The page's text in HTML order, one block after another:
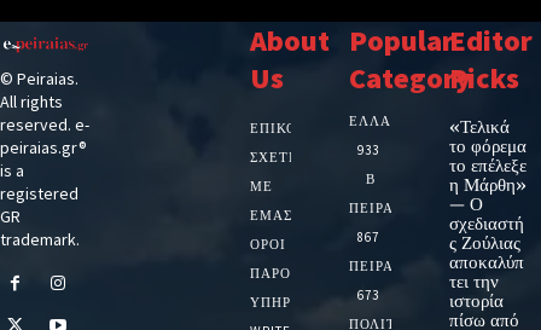
© Peiraias.
All rights
reserved. e-
peiraias.gr®
is a
registered
GR
trademark.
About
Us
ΕΠΙΚΟΙΝΩΝΙΑ
ΣΧΕΤΙΚΆ
ΜΕ
ΕΜΆΣ
ΌΡΟΙ
ΠΑΡΟΧΉΣ
ΥΠΗΡΕΣΙΏΝ
Popular
Category
ΕΛΛΑΔΑ
933
Β
ΠΕΙΡΑΙΑ
867
ΠΕΙΡΑΙΑΣ
673
ΠΟΛΙΤΙΚΗ
Editor
Picks
«Τελικά
το φόρεμα
το επέλεξε
η Μάρθη»
— Ο
σχεδιαστή
ς Ζούλιας
αποκαλύπ
τει την
ιστορία
πίσω από